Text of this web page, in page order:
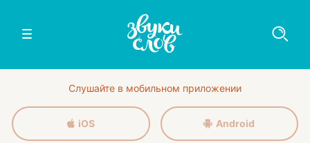
Слушайте в мобильном приложении
iOS Android